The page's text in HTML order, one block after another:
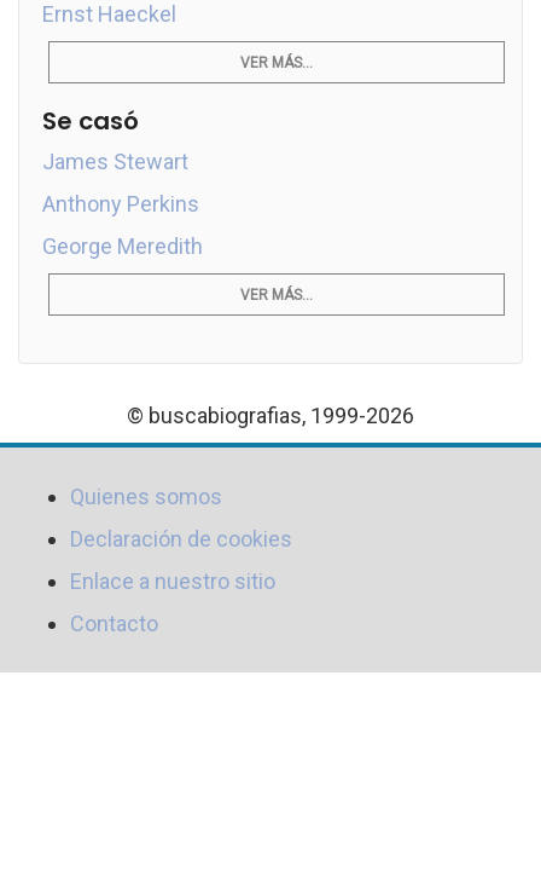
Ernst Haeckel
VER MÁS...
Se casó
James Stewart
Anthony Perkins
George Meredith
VER MÁS...
© buscabiografias, 1999-2026
Quienes somos
Declaración de cookies
Enlace a nuestro sitio
Contacto